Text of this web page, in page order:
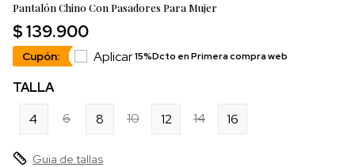
Pantalón Chino Con Pasadores Para Mujer
$ 139.900
Cupón: Aplicar15%Dcto en Primera compra web
TALLA
4
6 8 10 12 14 16
Guia de tallas